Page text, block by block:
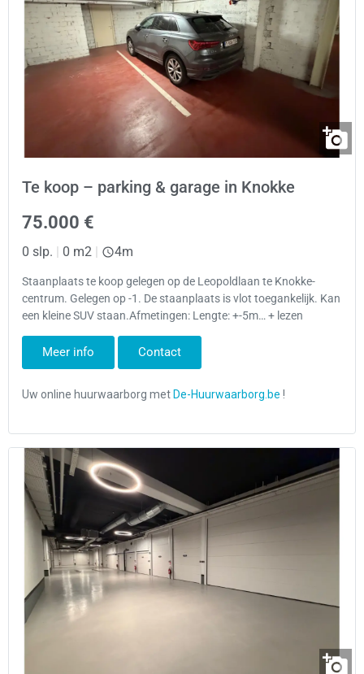
Te koop – parking & garage in Knokke
75.000 €
0 slp. | 0 m2 | 4m
Staanplaats te koop gelegen op de Leopoldlaan te Knokke-
centrum. Gelegen op -1. De staanplaats is vlot toegankelijk. Kan
een kleine SUV staan.Afmetingen: Lengte: +-5m… + lezen
Meer info Contact